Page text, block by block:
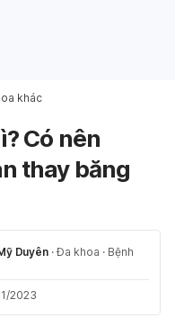
khác
Có nên
thay băng
Duyên ·Đa khoa · Bệnh
2023